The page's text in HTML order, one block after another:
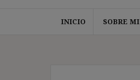
INICIO SOBRE MI